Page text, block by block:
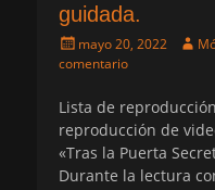
guidada.
Publicado
el
mayo 20, 2022 Autor
comentario
Lista de
reproducción de
«Tras la Puerta
Durante la lectura